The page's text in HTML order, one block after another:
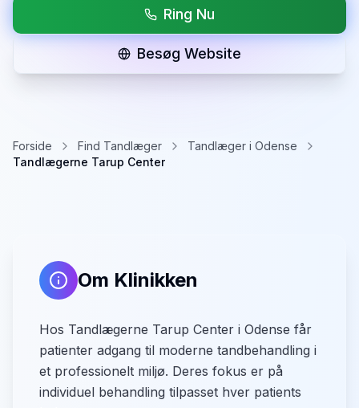
Ring Nu
Besøg Website
Forside Find Tandlæger
Tandlæger i Odense
Tandlægerne Tarup Center
Om Klinikken
Hos Tandlægerne Tarup Center i Odense får
patienter adgang til moderne tandbehandling i
et professionelt miljø. Deres fokus er på
individuel behandling tilpasset hver patients